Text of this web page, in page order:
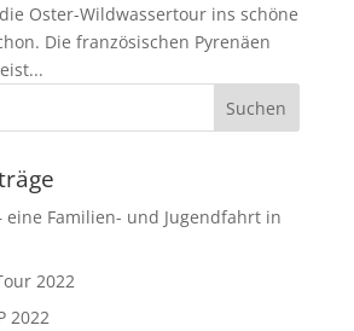
Oster-Wildwassertour ins schöne
Die französischen Pyrenäen
eine Familien- und Jugendfahrt in
2022
2022